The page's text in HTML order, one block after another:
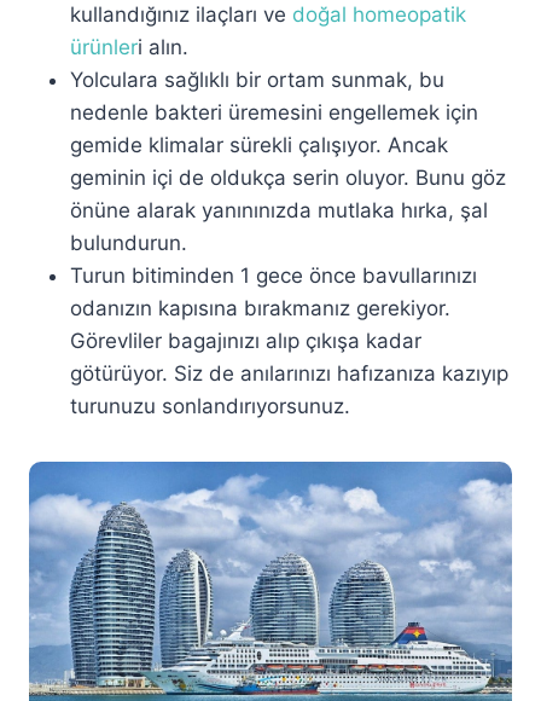
kullandığınız ilaçları ve doğal homeopatik
ürünleri alın.
Yolculara sağlıklı bir ortam sunmak, bu
nedenle bakteri üremesini engellemek için
gemide klimalar sürekli çalışıyor. Ancak
geminin içi de oldukça serin oluyor. Bunu göz
önüne alarak yanınınızda mutlaka hırka, şal
bulundurun.
Turun bitiminden 1 gece önce bavullarınızı
odanızın kapısına bırakmanız gerekiyor.
Görevliler bagajınızı alıp çıkışa kadar
götürüyor. Siz de anılarınızı hafızanıza kazıyıp
turunuzu sonlandırıyorsunuz.